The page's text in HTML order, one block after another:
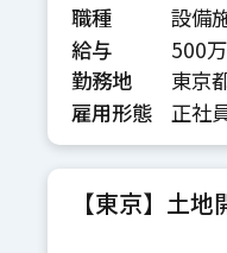
職種
設備
給与
500
勤務地
東京
雇用形態
正社
【東京】土